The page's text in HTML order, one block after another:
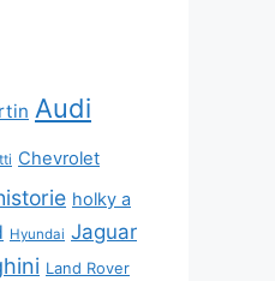
Audi
Chevrolet
holky a
Hyundai Jaguar
Land Rover